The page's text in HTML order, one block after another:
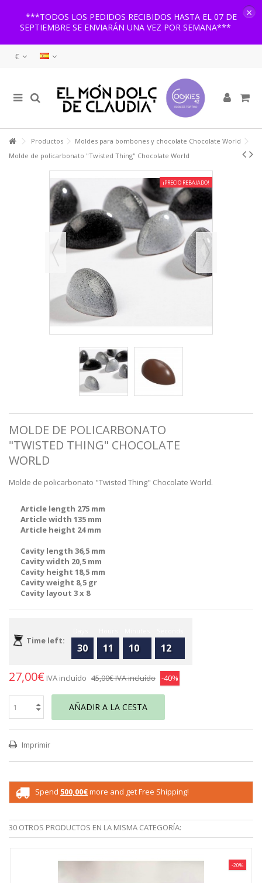
***TODOS LOS PEDIDOS RECIBIDOS HASTA EL 07 DE
SEPTIEMBRE SE ENVIARÁN UNA VEZ POR SEMANA***
×
€
Productos
Moldes para bombones y chocolate Chocolate World
Molde de policarbonato "Twisted Thing" Chocolate World
¡PRECIO REBAJADO!
MOLDE DE POLICARBONATO
"TWISTED THING" CHOCOLATE
WORLD
Molde de policarbonato "Twisted Thing" Chocolate World.
Article length 275 mm
Article width 135 mm
Article height 24 mm
Cavity length 36,5 mm
Cavity width 20,5 mm
Cavity height 18,5 mm
Cavity weight 8,5 gr
Cavity layout 3 x 8
Time left:
30 11 10 12
27,00€ IVA incluído 45,00€IVA incluído -40%
AÑADIR A LA CESTA
Imprimir
Spend 500,00€more and get Free Shipping!
30 OTROS PRODUCTOS EN LA MISMA CATEGORÍA:
-20%